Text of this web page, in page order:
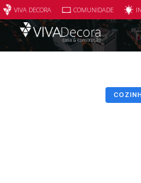
VIVA DECORA COMUNIDADE